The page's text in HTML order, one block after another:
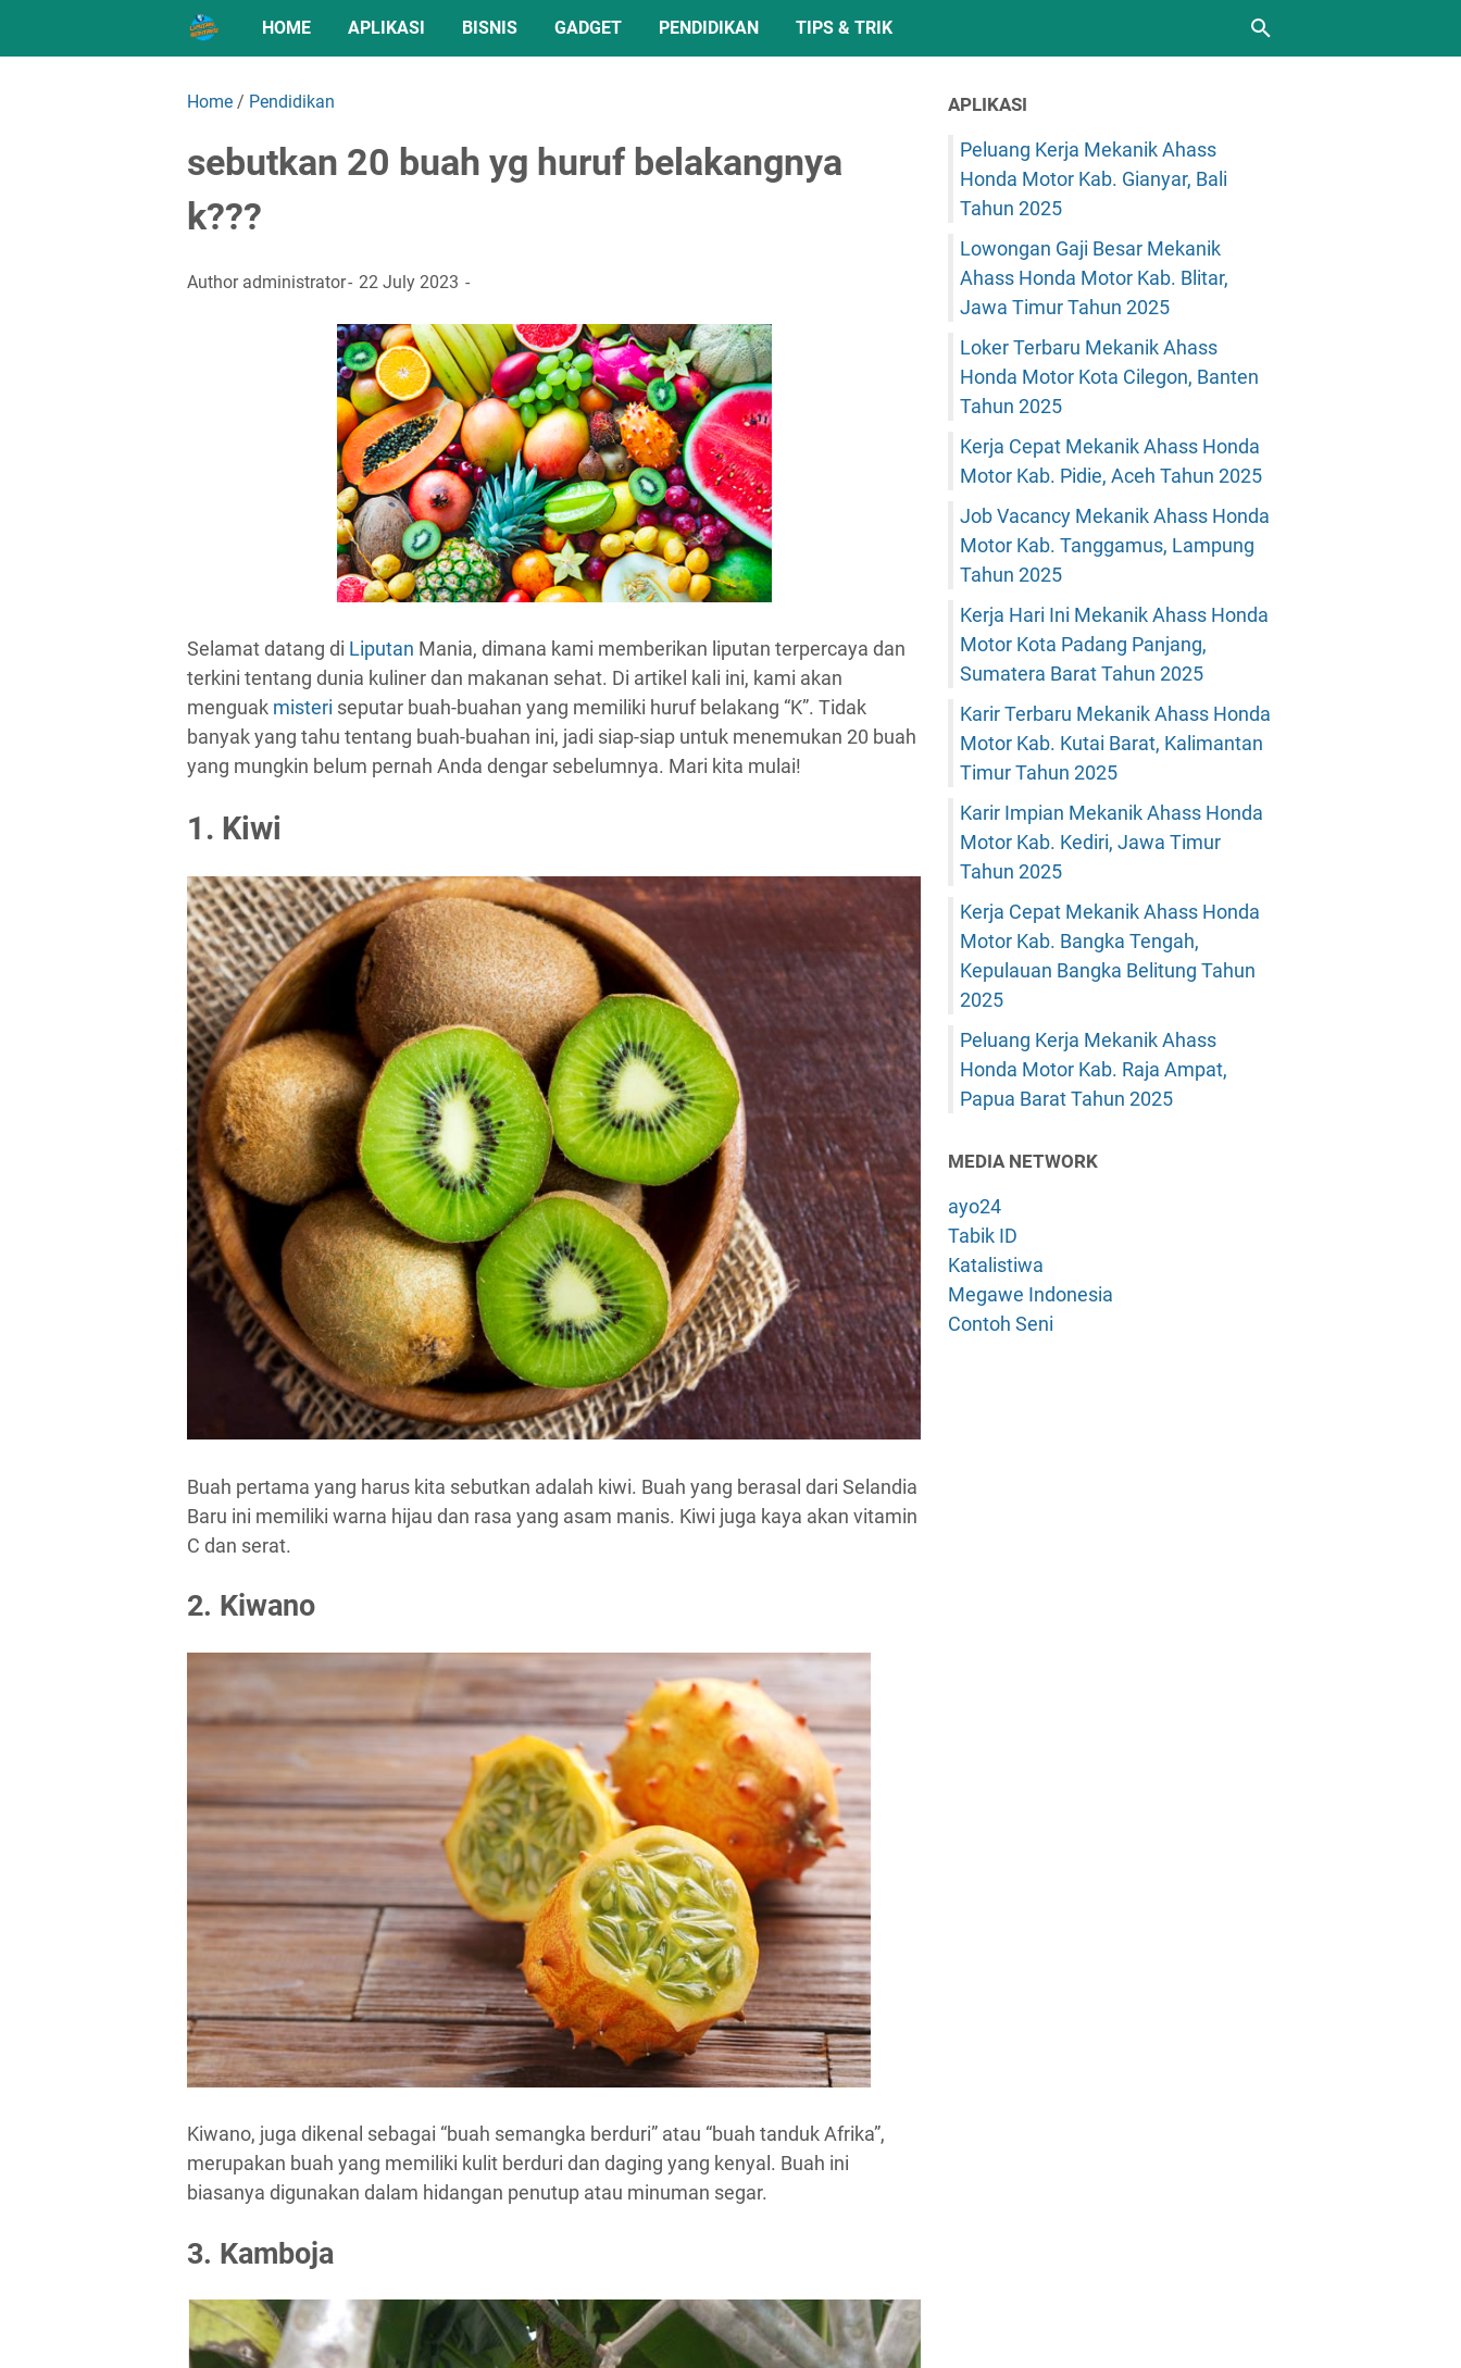
HOME APLIKASI BISNIS GADGET PENDIDIKAN TIPS & TRIK
Home / Pendidikan
sebutkan 20 buah yg huruf belakangnya
k???
Author administrator 22 July 2023
Selamat datang di Liputan Mania, dimana kami memberikan liputan terpercaya dan
terkini tentang dunia kuliner dan makanan sehat. Di artikel kali ini, kami akan
menguak misteri seputar buah-buahan yang memiliki huruf belakang “K”. Tidak
banyak yang tahu tentang buah-buahan ini, jadi siap-siap untuk menemukan 20 buah
yang mungkin belum pernah Anda dengar sebelumnya. Mari kita mulai!
1. Kiwi
Buah pertama yang harus kita sebutkan adalah kiwi. Buah yang berasal dari Selandia
Baru ini memiliki warna hijau dan rasa yang asam manis. Kiwi juga kaya akan vitamin
C dan serat.
2. Kiwano
Kiwano, juga dikenal sebagai “buah semangka berduri” atau “buah tanduk Afrika”,
merupakan buah yang memiliki kulit berduri dan daging yang kenyal. Buah ini
biasanya digunakan dalam hidangan penutup atau minuman segar.
3. Kamboja
APLIKASI
Peluang Kerja Mekanik Ahass
Honda Motor Kab. Gianyar, Bali
Tahun 2025
Lowongan Gaji Besar Mekanik
Ahass Honda Motor Kab. Blitar,
Jawa Timur Tahun 2025
Loker Terbaru Mekanik Ahass
Honda Motor Kota Cilegon, Banten
Tahun 2025
Kerja Cepat Mekanik Ahass Honda
Motor Kab. Pidie, Aceh Tahun 2025
Job Vacancy Mekanik Ahass Honda
Motor Kab. Tanggamus, Lampung
Tahun 2025
Kerja Hari Ini Mekanik Ahass Honda
Motor Kota Padang Panjang,
Sumatera Barat Tahun 2025
Karir Terbaru Mekanik Ahass Honda
Motor Kab. Kutai Barat, Kalimantan
Timur Tahun 2025
Karir Impian Mekanik Ahass Honda
Motor Kab. Kediri, Jawa Timur
Tahun 2025
Kerja Cepat Mekanik Ahass Honda
Motor Kab. Bangka Tengah,
Kepulauan Bangka Belitung Tahun
2025
Peluang Kerja Mekanik Ahass
Honda Motor Kab. Raja Ampat,
Papua Barat Tahun 2025
MEDIA NETWORK
ayo24
Tabik ID
Katalistiwa
Megawe Indonesia
Contoh Seni